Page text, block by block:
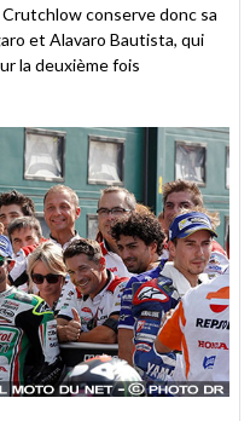
conserve donc sa
et Alavaro Bautista, qui
la deuxième fois